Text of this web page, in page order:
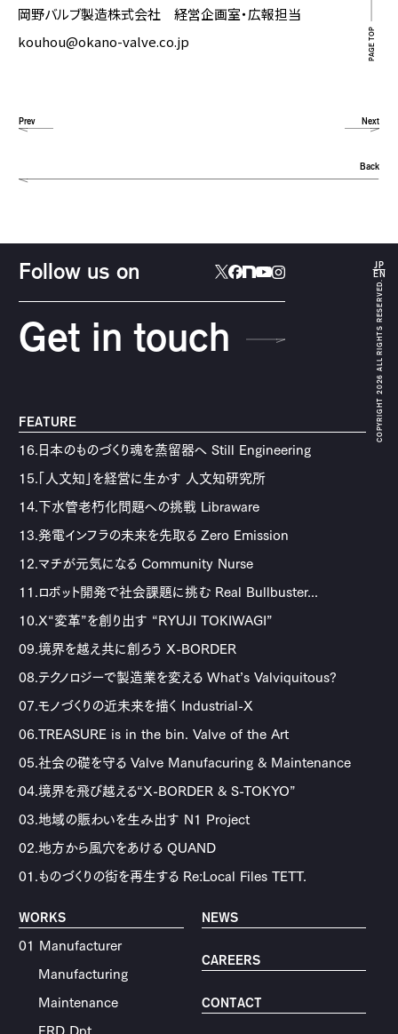
岡野バルブ製造株式会社 経営企画室・広報担当
kouhou@okano-valve.co.jp
Prev Next
Back
PAGE TOP
Follow us on
Get in touch
FEATURE
16.日本のものづくり魂を蒸留器へ Still Engineering
15.「人文知」を経営に生かす 人文知研究所
14.下水管老朽化問題への挑戦 Libraware
13.発電インフラの未来を先取る Zero Emission
12.マチが元気になる Community Nurse
11.ロボット開発で社会課題に挑む Real Bullbuster...
10.X“変革”を創り出す “RYUJI TOKIWAGI”
09.境界を越え共に創ろう X-BORDER
08.テクノロジーで製造業を変える What’s Valviquitous?
07.モノづくりの近未来を描く Industrial-X
06.TREASURE is in the bin. Valve of the Art
05.社会の礎を守る Valve Manufacuring & Maintenance
04.境界を飛び越える“X-BORDER & S-TOKYO”
03.地域の賑わいを生み出す N1 Project
02.地方から風穴をあける QUAND
01.ものづくりの街を再生する Re:Local Files TETT.
WORKS
01 Manufacturer
Manufacturing
Maintenance
ERD Dpt.
NEWS
CAREERS
CONTACT
JP
EN
COPYRIGHT 2026 ALL RIGHTS RESERVED.